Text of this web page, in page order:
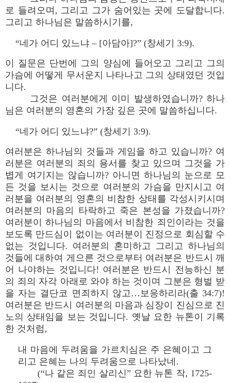
로 들려오며, 그리고 그가 숨어있는 곳에 도달합니다.
그리고 하나님은 말씀하시기를,
“네가 어디 있느냐 – [아담아]?” (창세기 3:9).
이 질문은 단번에 그의 양심에 들어오고 그리고 그의
가슴에 어떻게 무서운지 나타나고 그의 상태였던 것입
니다.
그것은 여러분에게 이미 발생하였습니까? 하나
님은 여러분의 영혼의 가장 깊은 곳에 말씀하십니다.
“네가 어디 있느냐?” (창세기 3:9).
여러분은 하나님의 것들과 게임을 하고 있습니까? 여
러분은 여러분의 죄의 용서를 찾고 있으며 그것을 가
볍게 여기지는 않습니까? 아니면 하나님의 눈으로 모
든 것을 보시는 것으로 여러분의 가슴을 만지시고 여
러분을 여러분의 영혼의 비참한 상태를 각성시키시며
여러분의 마음의 타락하고 죽은 본성을 가졌습니까?
여러분이 하나님의 마음에서 비참한 죄인이라는 것을
보도록 만드심이 없이는 여러분이 진정으로 회심할 수
없는 것입니다. 여러분의 혼미하고 그리고 하나님의
것들에 대하여 게으른 것으로부터 여러분은 반드시 깨
어 나야하는 것입니다! 여러분은 반드시 전능하신 분
의 죄의 자각 아래로 와야 하는 것이며 그분은 형벌 받
을 자는 결단코 면죄하지 않고…보응하리라(출 34:7)!
여러분은 반드시 여러분의 마음과 심장이 진심으로 진
노의 상태임을 보는 것입니다. 옛날 요한 뉴톤이 기록
한 것처럼,
내 마음에 두려움을 가르치심은 주 은혜이고 그
리고 은혜는 나의 두려움으로 나타났네.
(“나 같은 죄인 살리신” 요한 뉴톤 작, 1725-